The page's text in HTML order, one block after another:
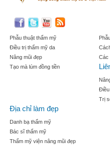
Phẫu thuật thẩm mỹ
Điều trị thẩm mỹ da
Nâng mũi đẹp
Tạo mà lúm đồng tiền
Các
Điều
Trị
Địa chỉ làm đẹp
Danh bạ thẩm mỹ
Bác sĩ thẩm mỹ
Thẩm mỹ viện nâng mũi đẹp